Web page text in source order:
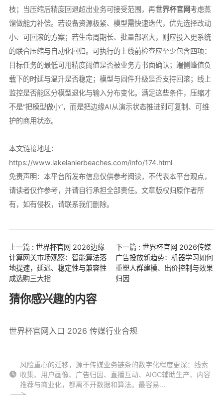
枝；当压缩后精度回退超出业务可接受范围，再世界杯官网考虑蒸
馏做能力补偿。若设备资源极紧、模型需快速迭代，优先选择改动
小、可回滚的方案；若生命周期长、批量部署大，则应投入更系统
的联合压缩与自动化回归。可执行的上线前检查应至少包含四项：
目标任务的最低可用精度阈值是否被业务方书面确认；端侧峰值负
载下的时延与温升是否稳定；模型与固件升级是否支持回滚；线上
监控是否能区分模型退化与输入分布变化。满足这些条件，压缩才
不是“把模型做小”，而是把边缘AI从演示状态推进到可复制、可维
护的商用状态。
本文链接地址：
https://www.lakelanierbeaches.com/info/174.html
免责声明：本平台所发布信息仅供参考阅读，不代表本平台观点，
请读者仅作参考，并请自行承担全部责任。文章版权归原作者所
有，如有侵权，请联系我们删除。
上一篇 : 世界杯官网 2026边缘
计算网关市场观察：智能算法落
地提速，延迟、稳定性与兼容性
成选购三大指
下一篇 : 世界杯官网 2026传媒
广告投放新趋势：机器学习如何
重塑人群建模、出价控制与效果
归因
猜你感兴趣的内容
世界杯官网入口 2026 传媒行业合规
风险重心的迁移，源于传媒业务链条的数字化程度更深：线索
收集、用户画像、广告归因、直播互动、AIGC辅助生产、内容
推荐与商业化，都离不开数据和算法。最容易...